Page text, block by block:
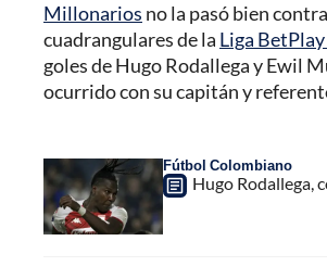
Millonarios no la pasó bien contra
cuadrangulares de la Liga
goles de Hugo Rodallega y Ewil
ocurrido con su capitán y
Fútbol Colombiano
Hugo Rodallega,